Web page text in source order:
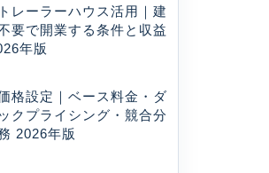
レーラーハウス活用｜建
要で開業する条件と収益
年版
格設定｜ベース料金・ダ
クプライシング・競合分
2026年版